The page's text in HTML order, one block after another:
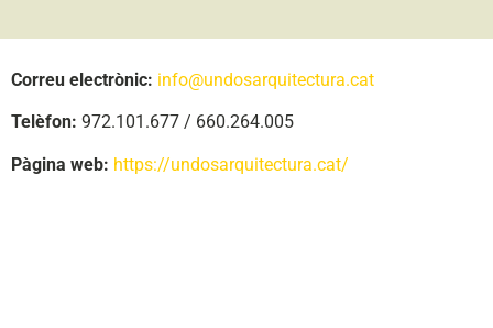
Correu electrònic: info@undosarquitectura.cat
Telèfon: 972.101.677 / 660.264.005
Pàgina web: https://undosarquitectura.cat/